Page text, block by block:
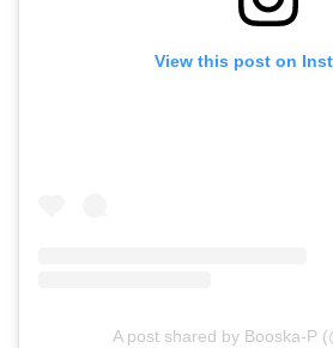
View this post on
A post shared by Booska-P